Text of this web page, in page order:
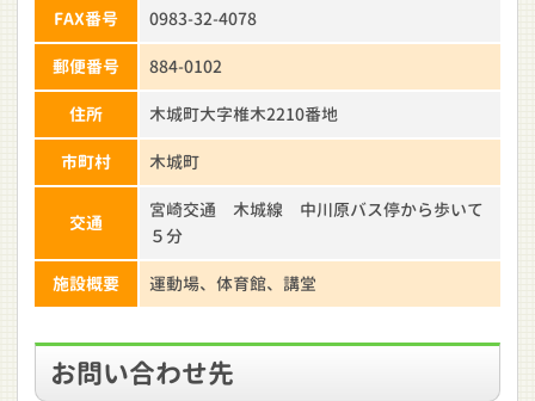
FAX番号 0983-32-4078
郵便番号 884-0102
住所 木城町大字椎木2210番地
市町村 木城町
交通
宮崎交通 木城線 中川原バス停から歩いて
５分
施設概要 運動場、体育館、講堂
お問い合わせ先